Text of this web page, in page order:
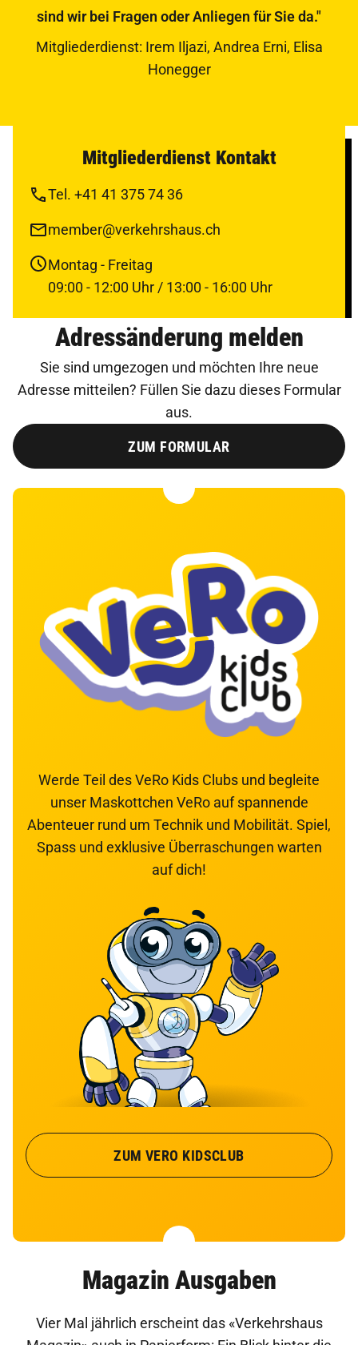
sind wir bei Fragen oder Anliegen für Sie da."
Mitgliederdienst: Irem Iljazi, Andrea Erni, Elisa
Honegger
Mitgliederdienst Kontakt
Tel. +41 41 375 74 36
member@verkehrshaus.ch
Montag - Freitag
09:00 - 12:00 Uhr / 13:00 - 16:00 Uhr
Adressänderung melden
Sie sind umgezogen und möchten Ihre neue
Adresse mitteilen? Füllen Sie dazu dieses Formular
aus.
ZUM FORMULAR
Werde Teil des VeRo Kids Clubs und begleite
unser Maskottchen VeRo auf spannende
Abenteuer rund um Technik und Mobilität. Spiel,
Spass und exklusive Überraschungen warten
auf dich!
ZUM VERO KIDSCLUB
Magazin Ausgaben
Vier Mal jährlich erscheint das «Verkehrshaus